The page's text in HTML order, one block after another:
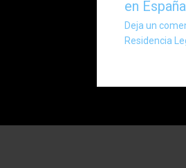
en España
Deja un
Residencia